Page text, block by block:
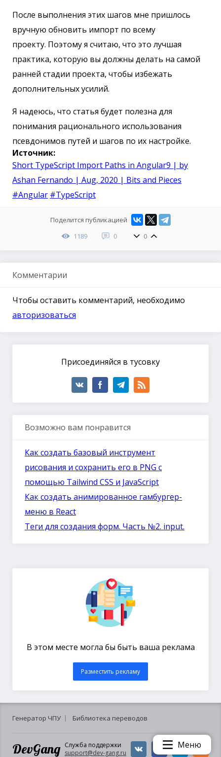
После выполнения этих шагов мне пришлось
вручную обновить импорт по всему
проекту. Поэтому я считаю, что это лучшая
практика, которую вы должны делать на самой
ранней стадии проекта, чтобы избежать
дополнительных усилий.
Я надеюсь, что статья будет полезна для
понимания рационального использования
псевдонимов путей и шагов по их настройке.
Источник:
Short TypeScript Import Paths in Angular9 | by
Ashan Fernando | Aug, 2020 | Bits and Pieces
#Angular #TypeScript
Поделится публикацией
1189
0 0
Комментарии
Чтобы оставить комментарий, необходимо
авторизоваться
Присоединяйся в тусовку
Возможно вам понравится
Как создать базовый инструмент
рисования и сохранить его в PNG с
помощью Tailwind CSS и JavaScript
Как создать анимированное гамбургер-
меню в React
Теги для создания форм. Часть №2. input.
В этом месте могла бы быть ваша реклама
Разместить рекламу
Генератор ЧПУ Библиотека переводов
DevGang Служба поддержки
support@dev-gang.ru
Меню